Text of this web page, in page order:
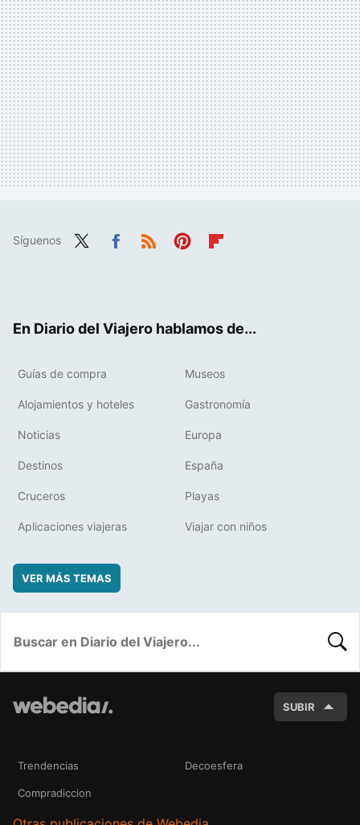
Síguenos
En Diario del Viajero hablamos de...
Guías de compra Museos
Alojamientos y hoteles Gastronomía
Noticias Europa
Destinos España
Cruceros Playas
Aplicaciones viajeras Viajar con niños
VER MÁS TEMAS
SUBIR
Trendencias Decoesfera
Compradiccion